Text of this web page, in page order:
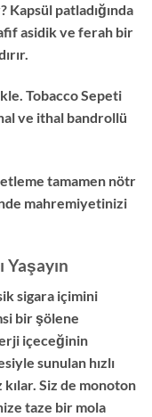
Kapsül patladığında
asidik ve ferah bir
Tobacco Sepeti
ve ithal bandrollü
tamamen nötr
mahremiyetinizi
Yaşayın
sigara içimini
bir şölene
içeceğinin
sunulan hızlı
Siz de monoton
taze bir mola